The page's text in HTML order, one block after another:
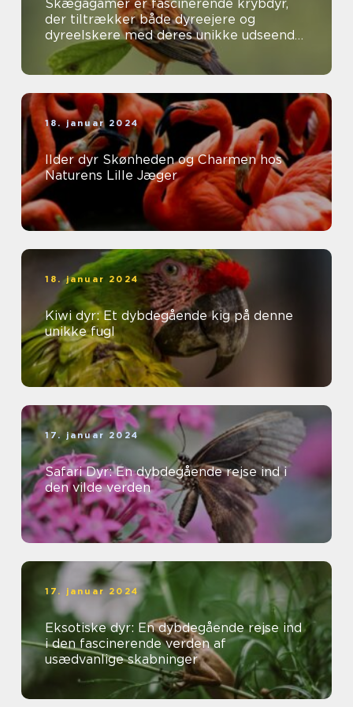
Skægagamer er fascinerende krybdyr,
der tiltrækker både dyreejere og
dyreelskere med deres unikke udseende
og interessante adfærd
18. januar 2024
Ilder dyr Skønheden og Charmen hos
Naturens Lille Jæger
18. januar 2024
Kiwi dyr: Et dybdegående kig på denne
unikke fugl
17. januar 2024
Safari Dyr: En dybdegående rejse ind i
den vilde verden
17. januar 2024
Eksotiske dyr: En dybdegående rejse ind
i den fascinerende verden af
usædvanlige skabninger